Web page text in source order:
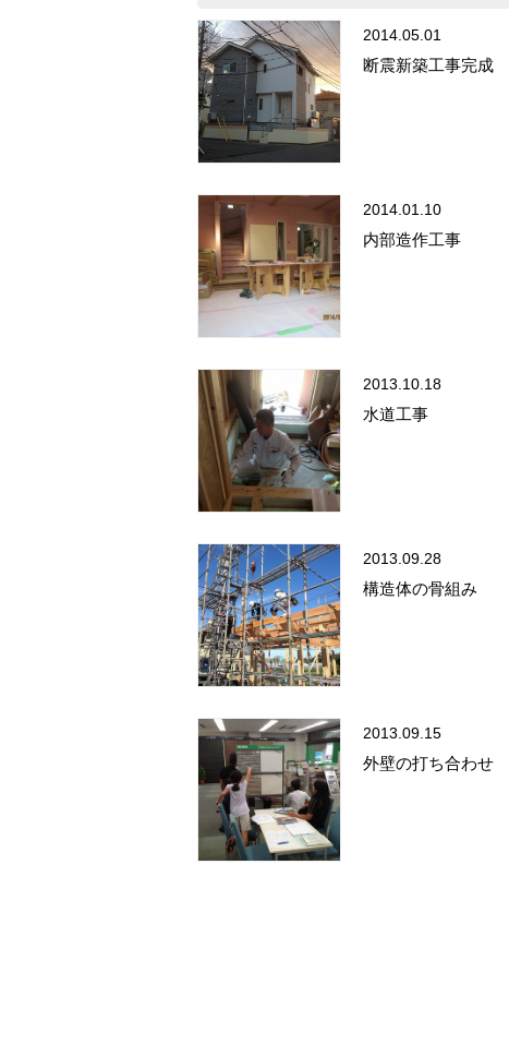
2014.05.01
断震新築工事完成
2014.01.10
内部造作工事
2013.10.18
水道工事
2013.09.28
構造体の骨組み
2013.09.15
外壁の打ち合わせ